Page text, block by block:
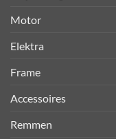
Motor
Elektra
Frame
Accessoires
Remmen